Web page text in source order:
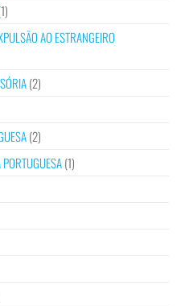
AO ESTRANGEIRO
(2)
(2)
(1)